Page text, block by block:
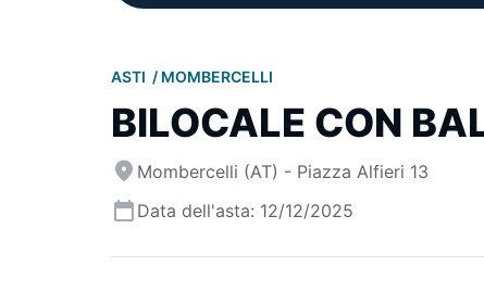
ASTI MOMBERCELLI
BILOCALE CON
Mombercelli (AT) - Piazza Alfieri 13
Data dell'asta: 12/12/2025